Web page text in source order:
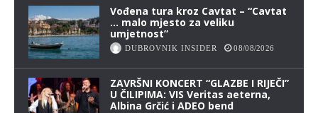
Vođena tura kroz Cavtat – “Cavtat
… malo mjesto za veliku
umjetnost”
DUBROVNIK INSIDER 08/08/2026
ZAVRŠNI KONCERT “GLAZBE I RIJEČI”
U ČILIPIMA: VIS Veritas aeterna,
Albina Grčić i ADEO bend